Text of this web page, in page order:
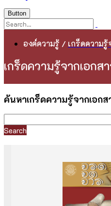
Button
องค์ความรู้ / เกร็ดความ
เกร็ดความรู้จากเอกส
ค้นหาเกร็ดความรู้จากเอก
Search